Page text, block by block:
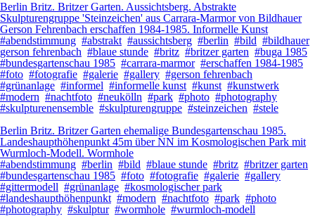
Berlin Britz. Britzer Garten. Aussichtsberg. Abstrakte
Skulpturengruppe 'Steinzeichen' aus Carrara-Marmor von Bildhauer
Gerson Fehrenbach erschaffen 1984-1985. Informelle Kunst
#abendstimmung #abstrakt #aussichtsberg #berlin #bild #bildhauer
gerson fehrenbach #blaue stunde #britz #britzer garten #buga 1985
#bundesgartenschau 1985 #carrara-marmor #erschaffen 1984-1985
#foto #fotografie #galerie #gallery #gerson fehrenbach
#grünanlage #informel #informelle kunst #kunst #kunstwerk
#modern #nachtfoto #neukölln #park #photo #photography
#skulpturenensemble #skulpturengruppe #steinzeichen #stele
Berlin Britz. Britzer Garten ehemalige Bundesgartenschau 1985.
Landeshaupthöhenpunkt 45m über NN im Kosmologischen Park mit
Wurmloch-Modell. Wormhole
#abendstimmung #berlin #bild #blaue stunde #britz #britzer garten
#bundesgartenschau 1985 #foto #fotografie #galerie #gallery
#gittermodell #grünanlage #kosmologischer park
#landeshaupthöhenpunkt #modern #nachtfoto #park #photo
#photography #skulptur #wormhole #wurmloch-modell